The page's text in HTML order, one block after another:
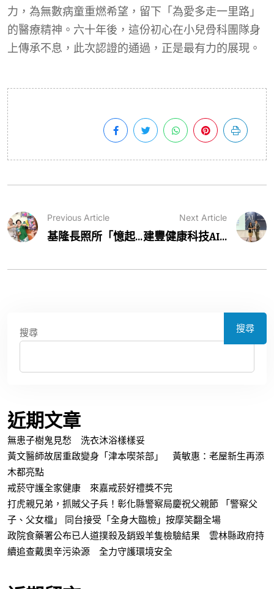
力，為無數病童重燃希望，留下「為愛多走一里路」
的醫療精神。六十年後，這份初心在小兒骨科團隊身
上傳承不息，此次認證的通過，正是最有力的展現。
Previous Article
基隆長照所「憶起...
Next Article
建豐健康科技AI...
搜尋 搜尋
近期文章
無患子樹鬼見愁 洗衣沐浴樣樣妥
黃文醫師故居重啟變身「津本喫茶部」 黃敏惠：老屋新生再添
木都亮點
戒菸守護全家健康 來嘉戒菸好禮獎不完
打虎親兄弟，抓賊父子兵！彰化縣警察局慶祝父親節 「警察父
子、父女檔」 同台接受「全身大臨檢」按摩笑翻全場
政院食藥署公布已人道撲殺及銷毀羊隻檢驗結果 雲林縣政府持
續追查戴奧辛污染源 全力守護環境安全